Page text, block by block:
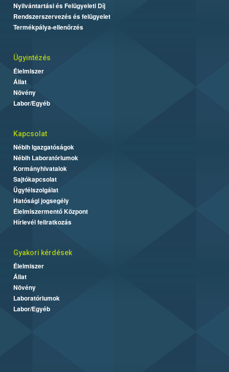
Nyilvántartási és Felügyeleti Díj
Rendszerszervezés és felügyelet
Termékpálya-ellenőrzés
Ügyintézés
Élelmiszer
Állat
Növény
Labor/Egyéb
Kapcsolat
Nébih Igazgatóságok
Nébih Laboratóriumok
Kormányhivatalok
Sajtókapcsolat
Ügyfélszolgálat
Hatósági jogsegély
Élelmiszermentő Központ
Hírlevél feliratkozás
Gyakori kérdések
Élelmiszer
Állat
Növény
Laboratóriumok
Labor/Egyéb